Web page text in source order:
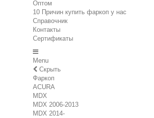
Оптом
10 Причин купить фаркоп у нас
Справочник
Контакты
Сертификаты
Menu
Скрыть
Фаркоп
ACURA
MDX
MDX 2006-2013
MDX 2014-